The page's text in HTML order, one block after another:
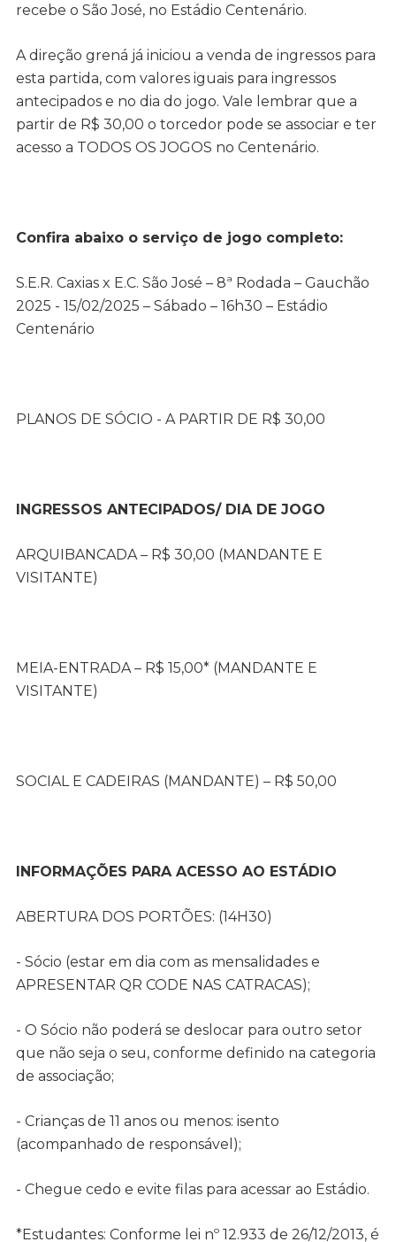
recebe o São José, no Estádio Centenário.
A direção grená já iniciou a venda de ingressos para
esta partida, com valores iguais para ingressos
antecipados e no dia do jogo. Vale lembrar que a
partir de R$ 30,00 o torcedor pode se associar e ter
acesso a TODOS OS JOGOS no Centenário.
Confira abaixo o serviço de jogo completo:
S.E.R. Caxias x E.C. São José – 8ª Rodada – Gauchão
2025 - 15/02/2025 – Sábado – 16h30 – Estádio
Centenário
PLANOS DE SÓCIO - A PARTIR DE R$ 30,00
INGRESSOS ANTECIPADOS/ DIA DE JOGO
ARQUIBANCADA – R$ 30,00 (MANDANTE E
VISITANTE)
MEIA-ENTRADA – R$ 15,00* (MANDANTE E
VISITANTE)
SOCIAL E CADEIRAS (MANDANTE) – R$ 50,00
INFORMAÇÕES PARA ACESSO AO ESTÁDIO
ABERTURA DOS PORTÕES: (14H30)
- Sócio (estar em dia com as mensalidades e
APRESENTAR QR CODE NAS CATRACAS);
- O Sócio não poderá se deslocar para outro setor
que não seja o seu, conforme definido na categoria
de associação;
- Crianças de 11 anos ou menos: isento
(acompanhado de responsável);
- Chegue cedo e evite filas para acessar ao Estádio.
*Estudantes: Conforme lei nº 12.933 de 26/12/2013, é